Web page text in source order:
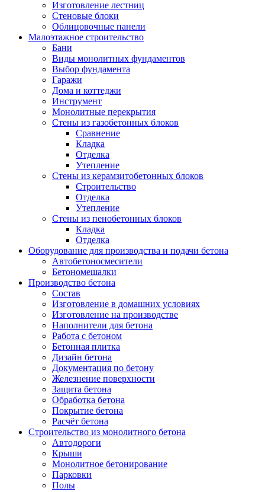
Изготовление лестниц
Стеновые блоки
Облицовочные панели
Малоэтажное строительство
Бани
Виды монолитных фундаментов
Выбор фундамента
Гаражи
Дома и коттеджи
Инструмент
Монолитные перекрытия
Стены из газобетонных блоков
Сравнение
Кладка
Отделка
Утепление
Стены из керамзитобетонных блоков
Строительство
Отделка
Утепление
Стены из пенобетонных блоков
Кладка
Отделка
Оборудование для производства и подачи бетона
Автобетоносмесители
Бетономешалки
Производство бетона
Состав
Изготовление в домашних условиях
Изготовление на производстве
Наполнители для бетона
Работа с бетоном
Бетонная плитка
Дизайн бетона
Документация по бетону
Железнение поверхности
Защита бетона
Обработка бетона
Покрытие бетона
Расчёт бетона
Строительство из монолитного бетона
Автодороги
Крыши
Монолитное бетонирование
Парковки
Полы